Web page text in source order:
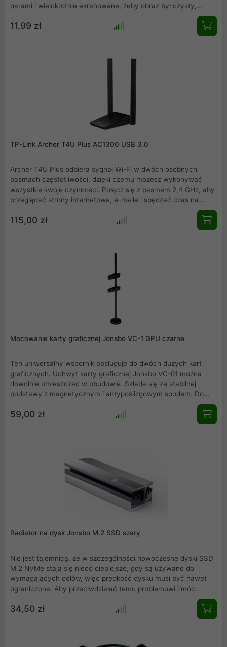
parami i wielokrotnie ekranowane, żeby obraz był czysty,
wyraźny i bez zakłóceń. W porównaniu ze standardowymi
przewodami, technologia ta zapewnia do 35% szybszy transfer
11,99 zł
TP-Link Archer T4U Plus AC1300 USB 3.0
Archer T4U Plus odbiera sygnał Wi-Fi w dwóch osobnych
pasmach częstotliwości, dzięki czemu możesz wykonywać
wszystkie swoje czynności. Połącz się z pasmem 2,4 GHz, aby
przeglądać strony internetowe, e-maile i spędzać czas na
wybierz pasmo 5 GHz 867 Mb/s, gdy chcesz przesyłać obraz
115,00 zł
Mocowanie karty graficznej Jonsbo VC-1 GPU czarne
Ten uniwersalny wspornik obsługuje do dwóch dużych kart
graficznych. Uchwyt karty graficznej Jonsbo VC-01 można
dowolnie umieszczać w obudowie. Składa się ze stabilnej
podstawy z magnetycznym i antypoślizgowym spodem. Do
długości 125 milimetrów, jeden na drugim. Z kolei właściwe
wsporniki są umieszczane na dowolnej wysokości z gumową
59,00 zł
Radiator na dysk Jonsbo M.2 SSD szary
Nie jest tajemnicą, że w szczególności nowoczesne dyski SSD
M.2 NVMe stają się nieco cieplejsze, gdy są używane do
wymagających celów, więc prędkość dysku musi być nawet
ograniczona. Aby przeciwdziałać temu problemowi i móc
uzyskać pełną wydajność, profesjonaliści z Jonsbo opracowali
kompaktową pasywne chłodzenie, które znacznie obniża
34,50 zł